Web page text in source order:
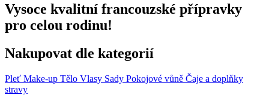
Vysoce kvalitní francouzské přípravky
pro celou rodinu!
Nakupovat dle kategorií
Pleť Make-up Tělo Vlasy Sady Pokojové vůně Čaje a doplňky
stravy